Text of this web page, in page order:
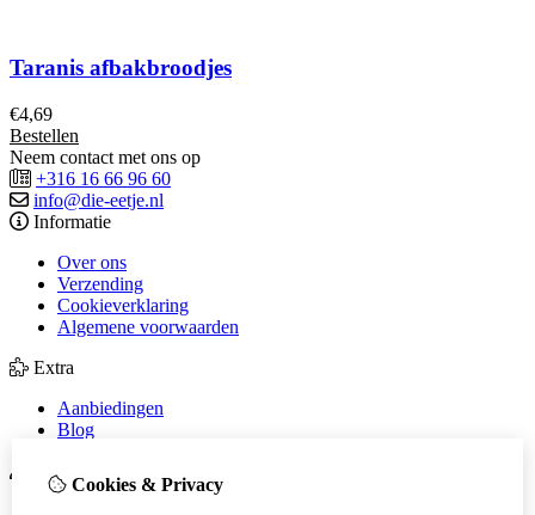
Taranis afbakbroodjes
€4,69
Bestellen
Neem contact met ons op
+316 16 66 96 60
info@die-eetje.nl
Informatie
Over ons
Verzending
Cookieverklaring
Algemene voorwaarden
Extra
Aanbiedingen
Blog
Mijn account
Cookies & Privacy